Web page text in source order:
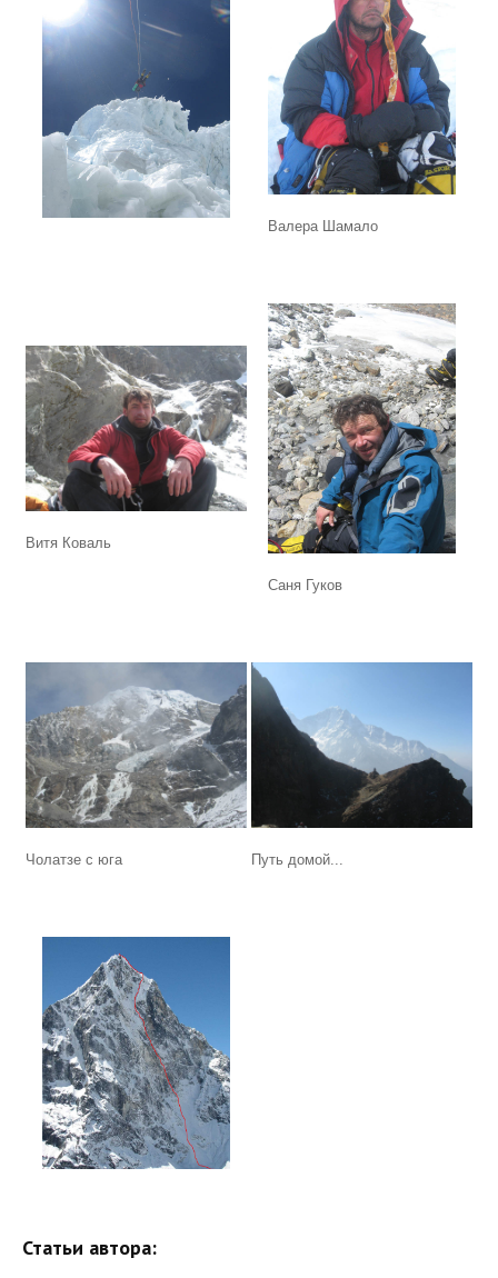
Валера Шамало
Витя Коваль
Саня Гуков
Чолатзе с юга Путь домой...
Статьи автора: